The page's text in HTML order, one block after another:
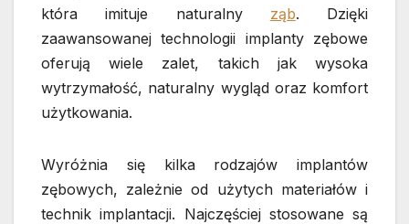
która imituje naturalny ząb. Dzięki
zaawansowanej technologii implanty zębowe
oferują wiele zalet, takich jak wysoka
wytrzymałość, naturalny wygląd oraz komfort
użytkowania.
Wyróżnia się kilka rodzajów implantów
zębowych, zależnie od użytych materiałów i
technik implantacji. Najczęściej stosowane są